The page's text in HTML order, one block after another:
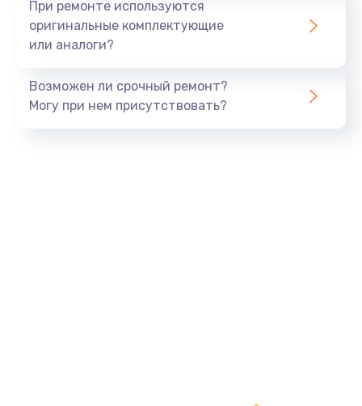
При ремонте используются
оригинальные комплектующие
или аналоги?
Возможен ли срочный ремонт?
Могу при нем присутствовать?